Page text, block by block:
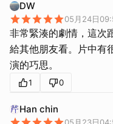
DW
05月24日
非常緊湊的劇情，這次
給其他朋友看。片中有
演的巧思。
1 0
Han chin
05月23日